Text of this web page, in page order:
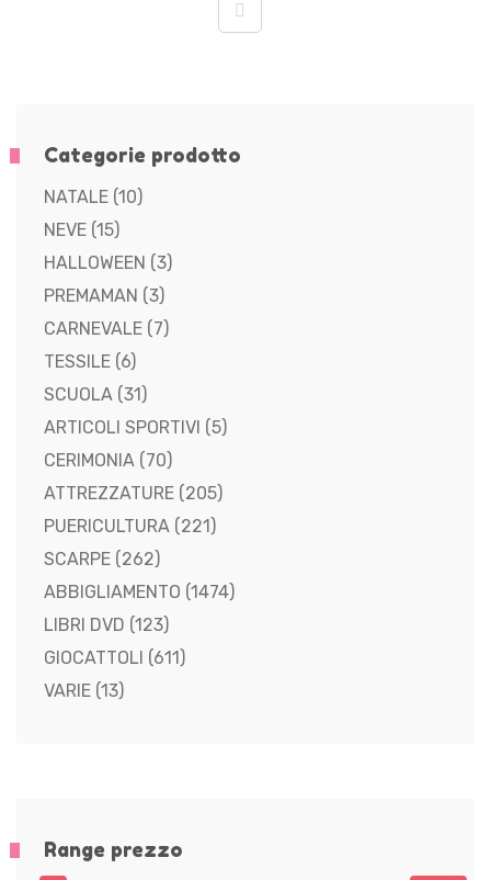
Categorie prodotto
NATALE (10)
NEVE (15)
HALLOWEEN (3)
PREMAMAN (3)
CARNEVALE (7)
TESSILE (6)
SCUOLA (31)
ARTICOLI SPORTIVI (5)
CERIMONIA (70)
ATTREZZATURE (205)
PUERICULTURA (221)
SCARPE (262)
ABBIGLIAMENTO (1474)
LIBRI DVD (123)
GIOCATTOLI (611)
VARIE (13)
Range prezzo